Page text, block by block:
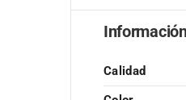
Calidad